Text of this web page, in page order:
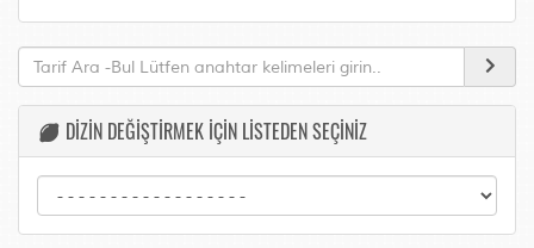
DİZİN DEĞİŞTİRMEK İÇİN LİSTEDEN SEÇİNİZ